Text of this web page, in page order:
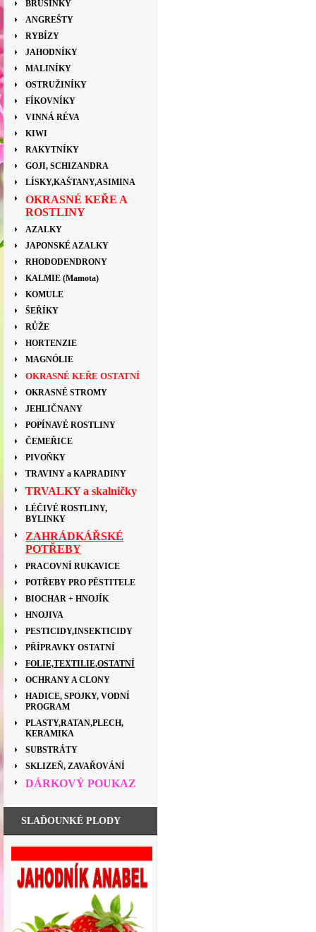
BRUSINKY
ANGREŠTY
RYBÍZY
JAHODNÍKY
MALINÍKY
OSTRUŽINÍKY
FÍKOVNÍKY
VINNÁ RÉVA
KIWI
RAKYTNÍKY
GOJI, SCHIZANDRA
LÍSKY,KAŠTANY,ASIMINA
OKRASNÉ KEŘE A
ROSTLINY
AZALKY
JAPONSKÉ AZALKY
RHODODENDRONY
KALMIE (Mamota)
KOMULE
ŠEŘÍKY
RŮŽE
HORTENZIE
MAGNÓLIE
OKRASNÉ KEŘE OSTATNÍ
OKRASNÉ STROMY
JEHLIČNANY
POPÍNAVÉ ROSTLINY
ČEMEŘICE
PIVOŇKY
TRAVINY a KAPRADINY
TRVALKY a skalničky
LÉČIVÉ ROSTLINY,
BYLINKY
ZAHRÁDKÁŘSKÉ
POTŘEBY
PRACOVNÍ RUKAVICE
POTŘEBY PRO PĚSTITELE
BIOCHAR + HNOJÍK
HNOJIVA
PESTICIDY,INSEKTICIDY
PŘÍPRAVKY OSTATNÍ
FOLIE,TEXTILIE,OSTATNÍ
OCHRANY A CLONY
HADICE, SPOJKY, VODNÍ
PROGRAM
PLASTY,RATAN,PLECH,
KERAMIKA
SUBSTRÁTY
SKLIZEŇ, ZAVAŘOVÁNÍ
DÁRKOVÝ POUKAZ
SLAĎOUNKÉ PLODY